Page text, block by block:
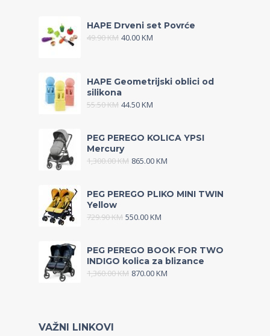
HAPE Drveni set Povrće
49.90KM 40.00KM
HAPE Geometrijski oblici od
silikona
55.50KM 44.50KM
PEG PEREGO KOLICA YPSI
Mercury
1,300.00KM 865.00KM
PEG PEREGO PLIKO MINI TWIN
Yellow
729.90KM 550.00KM
PEG PEREGO BOOK FOR TWO
INDIGO kolica za blizance
1,360.00KM 870.00KM
VAŽNI LINKOVI